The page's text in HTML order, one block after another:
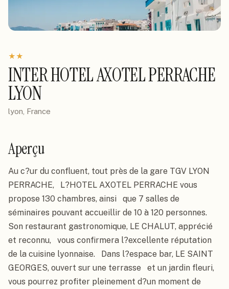
★★
INTER HOTEL AXOTEL PERRACHE
LYON
lyon, France
Aperçu
Au c?ur du confluent, tout près de la gare TGV LYON
PERRACHE,   L?HOTEL AXOTEL PERRACHE vous
propose 130 chambres, ainsi   que 7 salles de
séminaires pouvant accueillir de 10 à 120 personnes.
Son restaurant gastronomique, LE CHALUT, apprécié
et reconnu,   vous confirmera l?excellente réputation
de la cuisine lyonnaise.   Dans l?espace bar, LE SAINT
GEORGES, ouvert sur une terrasse   et un jardin fleuri,
vous pourrez profiter pleinement d?un moment de